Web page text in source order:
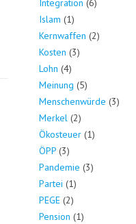
Integration (6)
Islam (1)
Kernwaffen (2)
Kosten (3)
Lohn (4)
Meinung (5)
Menschenwürde (3)
Merkel (2)
Ökosteuer (1)
ÖPP (3)
Pandemie (3)
Partei (1)
PEGE (2)
Pension (1)